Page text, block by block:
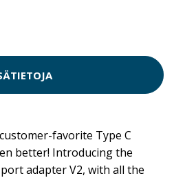
favorite Type C
better! Introducing the
adapter V2, with all the